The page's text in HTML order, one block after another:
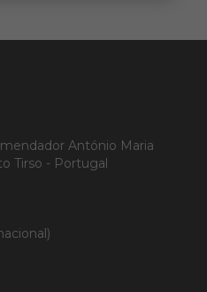
António Maria
Tirso - Portugal